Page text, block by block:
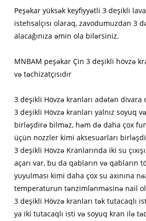
Peşəkar yüksək keyfiyyətli 3 deşikli
istehsalçısı olaraq, zavodumuzdan 3
alacağınıza əmin ola bilərsiniz.
MNBAM peşəkar Çin 3 deşikli hövzə
və təchizatçısıdır
3 deşikli Hövzə kranları adətən divara
3 deşikli Hövzə kranları yalnız soyuq
birləşdirə bilməz, həm də daha çox
üçün nozzler kimi aksesuarları
3 deşikli Hövzə Kranlarında iki su
açarı var, bu da qabların və qabların
yuyulması kimi daha çox su axınına
temperaturun tənzimlənməsinə nail
3 deşikli Hövzə kranları tək tutacaqlı
ya iki tutacaqlı isti və soyuq kran ilə